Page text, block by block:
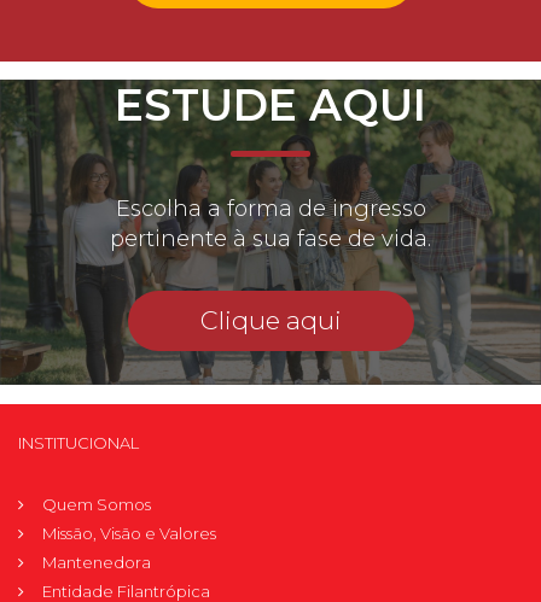
ESTUDE AQUI
Escolha a forma de ingresso
pertinente à sua fase de vida.
Clique aqui
INSTITUCIONAL
Quem Somos
Missão, Visão e Valores
Mantenedora
Entidade Filantrópica